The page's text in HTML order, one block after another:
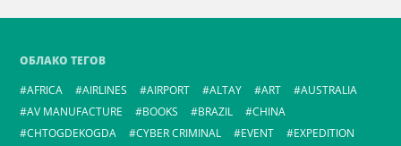
ОБЛАКО ТЕГОВ
AFRICA
AIRLINES AIRPORT ALTAY ART
AUSTRALIA
AV MANUFACTURE
BOOKS BRAZIL
CHINA
CHTOGDEKOGDA
CYBER CRIMINAL EVENT
EXPEDITION